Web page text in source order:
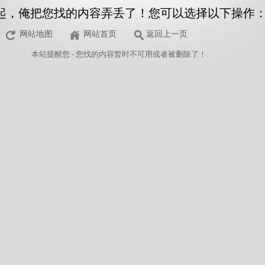
，俺把您找的内容弄丢了！您可以选择以下操作
网站地图 网站首页 返回上一页
本站提醒您 - 您找的内容暂时不可用或者被删除了！